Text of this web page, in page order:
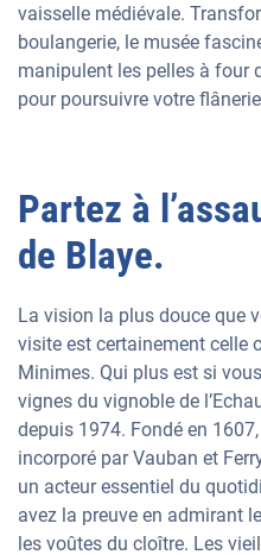
vaisselle médiévale.
boulangerie, le musée
manipulent les pelles à four
pour poursuivre votre
Partez à
de Blaye.
La vision la plus douce que
visite est certainement celle
Minimes. Qui plus est si
vignes du vignoble de
depuis 1974. Fondé en
incorporé par Vauban et
un acteur essentiel du
avez la preuve en admirant
les voûtes du cloître. Les